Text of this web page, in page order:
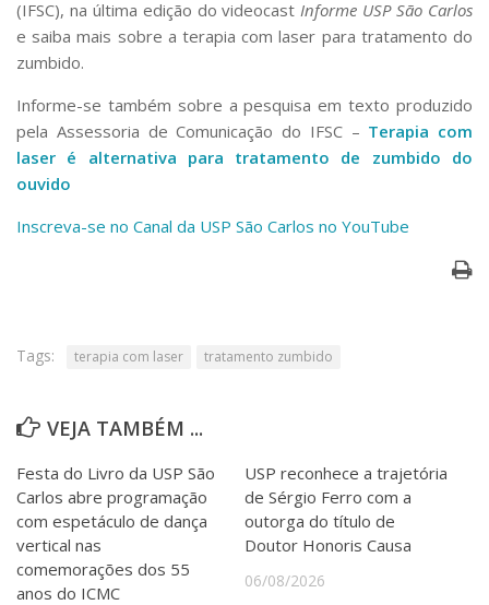
Serviços
Bibliotecas
Apoio ao Estudante
RH, Administrativo e Financeiro
Outros serviços
Comunicação
Aplicativos e Sites
(IFSC), na última edição do videocast Informe USP São Carlos
e saiba mais sobre a terapia com laser para tratamento do
zumbido.
Informe-se também sobre a pesquisa em texto produzido
pela Assessoria de Comunicação do IFSC – Terapia com
laser é alternativa para tratamento de zumbido do
ouvido
Inscreva-se no Canal da USP São Carlos no YouTube
Tags: terapia com laser tratamento zumbido
VEJA TAMBÉM ...
Festa do Livro da USP São
Carlos abre programação
com espetáculo de dança
vertical nas
comemorações dos 55
anos do ICMC
USP reconhece a trajetória
de Sérgio Ferro com a
outorga do título de
Doutor Honoris Causa
06/08/2026